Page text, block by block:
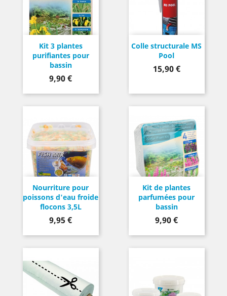
Kit 3 plantes
purifiantes pour
bassin
Prix
9,90 €
Colle structurale MS
Pool
Prix
15,90 €
Nourriture pour
poissons d'eau froide
flocons 3,5L
Prix
9,95 €
Kit de plantes
parfumées pour
bassin
Prix
9,90 €